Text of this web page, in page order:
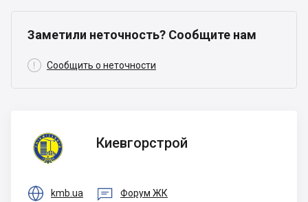
Заметили неточность? Сообщите нам
 Сообщить о неточности
Киевгорстрой
Киевгорстрой
 kmb.ua  Форум ЖК